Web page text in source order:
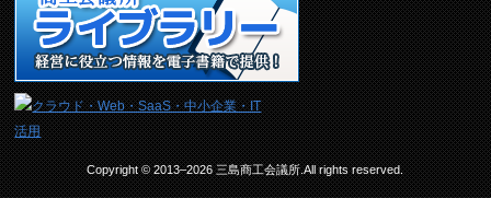
Copyright © 2013–2026 三島商工会議所.All rights reserved.